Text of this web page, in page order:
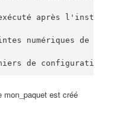
après
numériques de
mon_paquet est créé